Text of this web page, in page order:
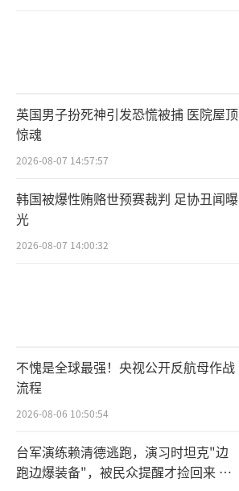
英国男子扮死神引发恐慌被捕 医院屋顶
惊魂
2026-08-07 14:57:57
韩国被爆性贿赂世预赛裁判 足协丑闻曝
光
2026-08-07 14:00:32
不愧是全球最强！央视公开反航母作战
流程
2026-08-06 10:50:54
台军演练赖清德逃跑，演习时坦克"边
跑边爆装备"，被民众提醒才捡回来 演